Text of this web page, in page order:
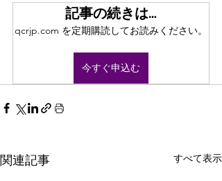
記事の続きは…
qcrjp.com を定期購読してお読みください。
今すぐ申込む
関連記事 すべて表示